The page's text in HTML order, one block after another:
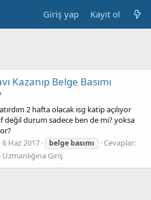
Giriş yap Kayıt ol
Kazanıp Belge Basımı
2 hafta olacak isg katip açılıyor
değil durum sadece ben de mi? yoksa
6 Haz 2017 belge basımı
Cevaplar:
Giriş